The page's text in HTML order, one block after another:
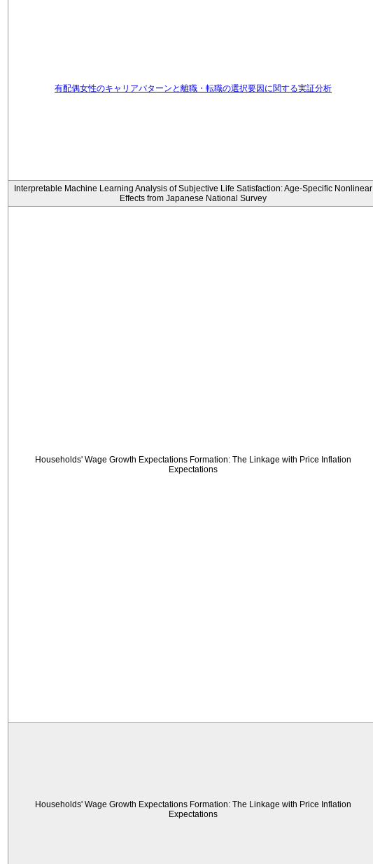
有配偶女性のキャリアパターンと離職・転職の選択要因に関する実証分析
Interpretable Machine Learning Analysis of Subjective Life Satisfaction: Age-Specific Nonlinear
Effects from Japanese National Survey
Households' Wage Growth Expectations Formation: The Linkage with Price Inflation
Expectations
Households' Wage Growth Expectations Formation: The Linkage with Price Inflation
Expectations